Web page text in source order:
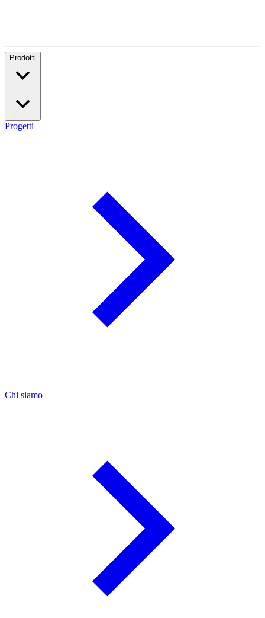
Prodotti
Progetti
Chi siamo